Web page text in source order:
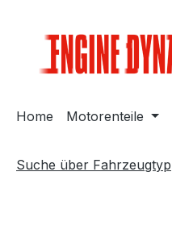
Home Motorenteile
Suche über Fahrzeugtyp